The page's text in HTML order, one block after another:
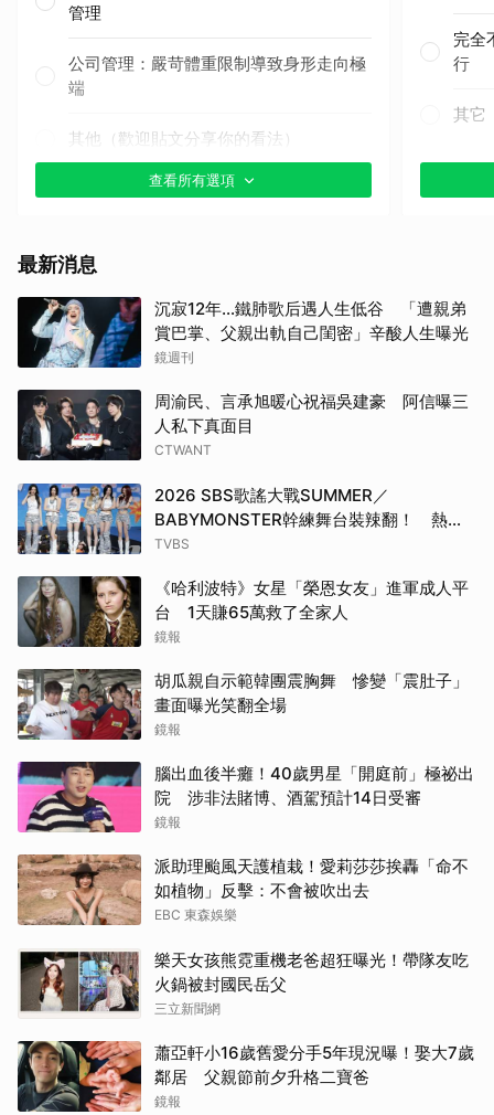
管理
公司管理：嚴苛體重限制導致身形走向極
端
其他（歡迎貼文分享你的看法）
查看所有選項
完全
行
其它
最新消息
沉寂12年…鐵肺歌后遇人生低谷 「遭親弟
賞巴掌、父親出軌自己閨密」辛酸人生曝光
鏡週刊
周渝民、言承旭暖心祝福吳建豪 阿信曝三
人私下真面目
CTWANT
2026 SBS歌謠大戰SUMMER／
BABYMONSTER幹練舞台裝辣翻！ 熱情
邀舞：跟我們一起跳
TVBS
《哈利波特》女星「榮恩女友」進軍成人平
台 1天賺65萬救了全家人
鏡報
胡瓜親自示範韓團震胸舞 慘變「震肚子」
畫面曝光笑翻全場
鏡報
腦出血後半癱！40歲男星「開庭前」極祕出
院 涉非法賭博、酒駕預計14日受審
鏡報
派助理颱風天護植栽！愛莉莎莎挨轟「命不
如植物」反擊：不會被吹出去
EBC 東森娛樂
樂天女孩熊霓重機老爸超狂曝光！帶隊友吃
火鍋被封國民岳父
三立新聞網
蕭亞軒小16歲舊愛分手5年現況曝！娶大7歲
鄰居 父親節前夕升格二寶爸
鏡報